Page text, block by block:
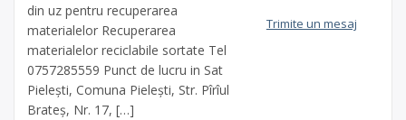
din uz pentru recuperarea
materialelor Recuperarea
materialelor reciclabile sortate Tel
0757285559 Punct de lucru in Sat
Pieleşti, Comuna Pieleşti, Str. Pîrîul
Brateş, Nr. 17, […]
Trimite un mesaj